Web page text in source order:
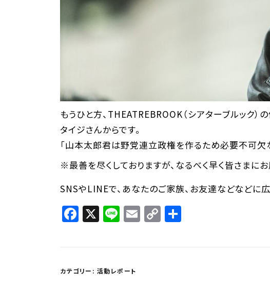
もうひと方、THEATREBROOK（シアターブルック）
タイジさんからです。
「山本太郎君は野党連立政権を作るため必要不可欠
※最善を尽くしておりますが、なるべく早く皆さまに
SNSやLINEで、あなたのご家族、お友達などなどに広
Facebook
X LineEmail
Copy
Link
カテゴリー: 活動レポート